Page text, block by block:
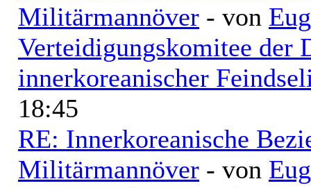
Militärmannöver - von
Verteidigungskomitee der
innerkoreanischer
18:45
RE: Innerkoreanische
Militärmannöver - von